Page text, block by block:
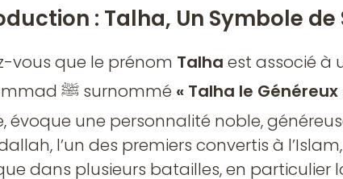
: Talha, Un Symbole
vous que le prénom Talha est associé à
Muhammad ﷺ surnommé « Talha le Généreux
évoque une personnalité noble,
l’un des premiers convertis à
dans plusieurs batailles, en particulier